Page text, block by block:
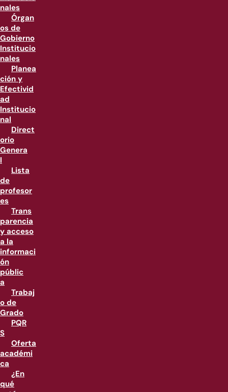
nales
Órgan
os de
Gobierno
Institucio
nales
Planea
ción y
Efectivid
ad
Institucio
nal
Direct
orio
Genera
l
Lista
de
profesor
es
Trans
parencia
y acceso
a la
informaci
ón
públic
a
Trabaj
o de
Grado
PQR
S
Oferta
académi
ca
¿En
qué